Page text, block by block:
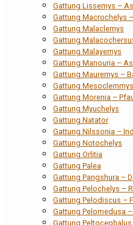
Gattung Lissemys –
Gattung Macrochelys
Gattung Malaclemys
Gattung
Gattung Malayemys
Gattung Manouria –
Gattung Mauremys –
Gattung
Gattung Morenia –
Gattung Myuchelys
Gattung Natator
Gattung Nilssonia –
Gattung Notochelys
Gattung Orlitia
Gattung Palea
Gattung Pangshura –
Gattung Pelochelys –
Gattung Pelodiscus –
Gattung Pelomedusa
Gattung Peltocephalus